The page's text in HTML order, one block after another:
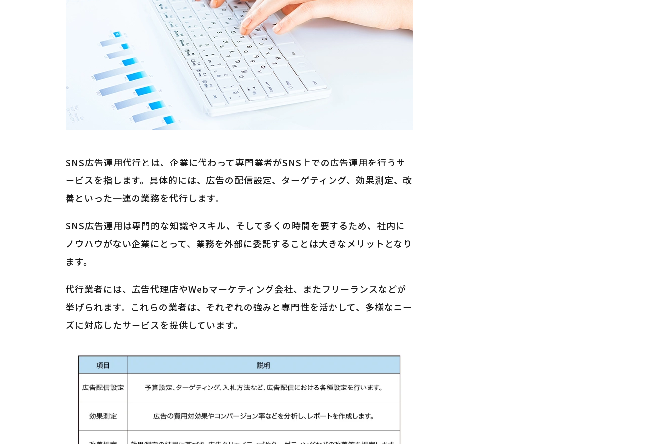
SNS広告運用代行とは、企業に代わって専門業者がSNS上での広告運用を行うサ
ービスを指します。具体的には、広告の配信設定、ターゲティング、効果測定、改
善といった一連の業務を代行します。
SNS広告運用は専門的な知識やスキル、そして多くの時間を要するため、社内に
ノウハウがない企業にとって、業務を外部に委託することは大きなメリットとなり
ます。
代行業者には、広告代理店やWebマーケティング会社、またフリーランスなどが
挙げられます。これらの業者は、それぞれの強みと専門性を活かして、多様なニー
ズに対応したサービスを提供しています。